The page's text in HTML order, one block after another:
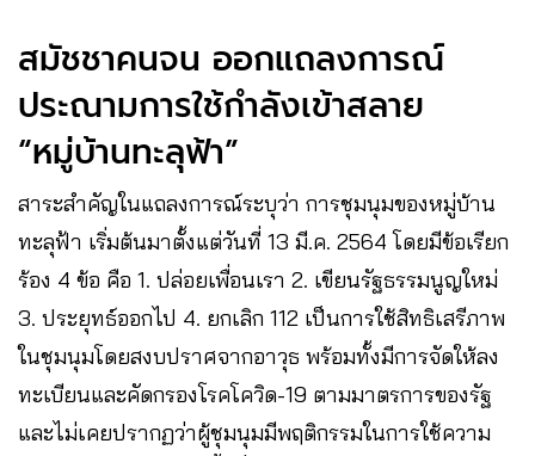
สมัชชาคนจน ออกแถลงการณ์
ประณามการใช้กำลังเข้าสลาย
“หมู่บ้านทะลุฟ้า”
สาระสำคัญในแถลงการณ์ระบุว่า การชุมนุมของหมู่บ้าน
ทะลุฟ้า เริ่มต้นมาตั้งแต่วันที่ 13 มี.ค. 2564 โดยมีข้อเรียก
ร้อง 4 ข้อ คือ 1. ปล่อยเพื่อนเรา 2. เขียนรัฐธรรมนูญใหม่
3. ประยุทธ์ออกไป 4. ยกเลิก 112 เป็นการใช้สิทธิเสรีภาพ
ในชุมนุมโดยสงบปราศจากอาวุธ พร้อมทั้งมีการจัดให้ลง
ทะเบียนและคัดกรองโรคโควิด-19 ตามมาตรการของรัฐ
และไม่เคยปรากฏว่าผู้ชุมนุมมีพฤติกรรมในการใช้ความ